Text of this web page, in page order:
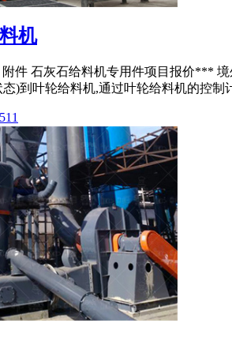
机
附件 石灰石给料机专用件项目报价***
)到叶轮给料机,通过叶轮给料机的控制